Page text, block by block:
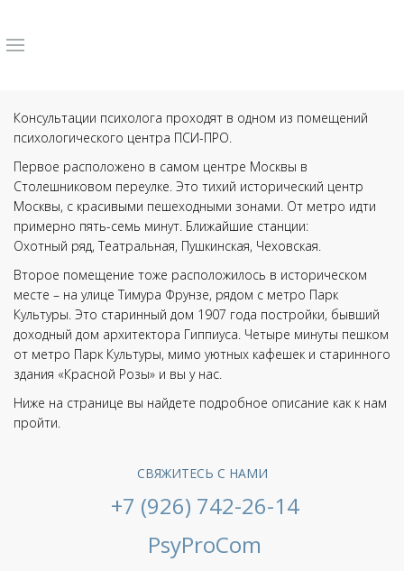
Консультации психолога проходят в одном из помещений
психологического центра ПСИ-ПРО.
Первое расположено в самом центре Москвы в
Столешниковом переулке. Это тихий исторический центр
Москвы, с красивыми пешеходными зонами. От метро идти
примерно пять-семь минут. Ближайшие станции:
Охотный ряд, Театральная, Пушкинская, Чеховская.
Второе помещение тоже расположилось в историческом
месте – на улице Тимура Фрунзе, рядом с метро Парк
Культуры. Это старинный дом 1907 года постройки, бывший
доходный дом архитектора Гиппиуса. Четыре минуты пешком
от метро Парк Культуры, мимо уютных кафешек и старинного
здания «Красной Розы» и вы у нас.
Ниже на странице вы найдете подробное описание как к нам
пройти.
СВЯЖИТЕСЬ С НАМИ
+7 (926) 742-26-14
PsyProCom